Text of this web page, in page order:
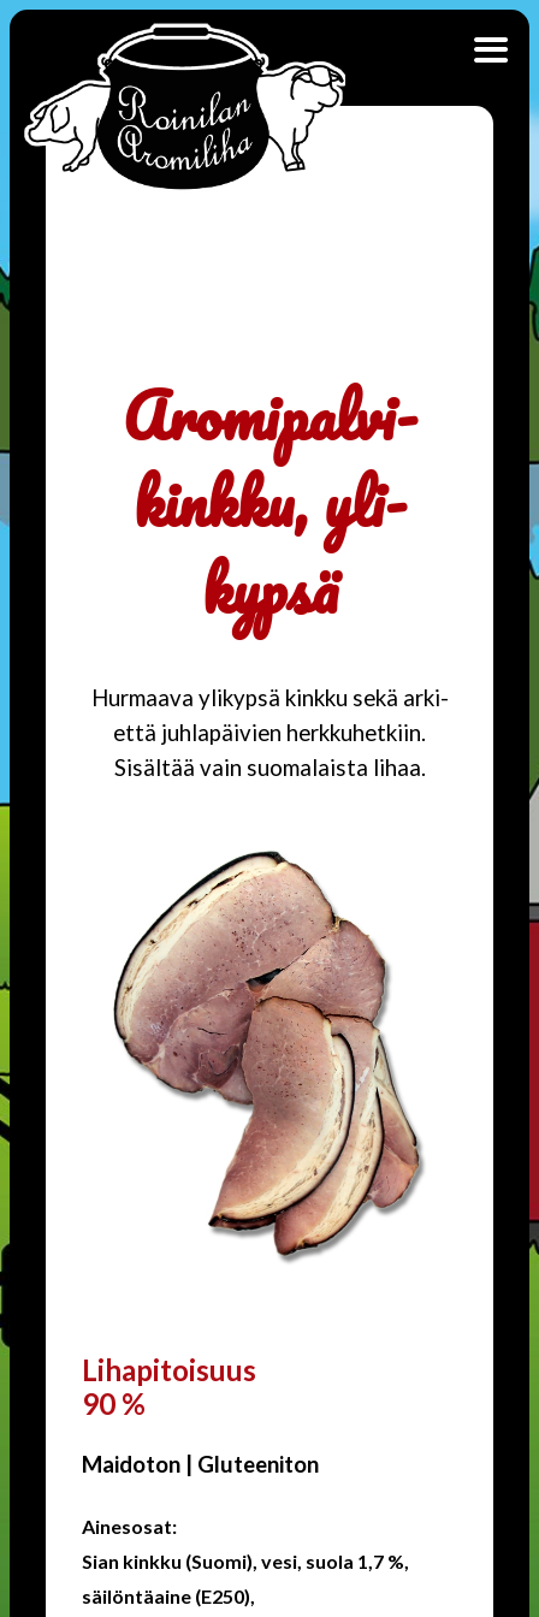
Aromipalvikinkku,
Aromi­palvi­
kinkku, yli­
kypsä
Hurmaava ylikypsä kinkku sekä arki-
että juhlapäivien herkkuhetkiin.
Sisältää vain suomalaista lihaa.
Lihapitoisuus
90 %
Maidoton | Gluteeniton
Ainesosat:
Sian kinkku (Suomi), vesi, suola 1,7 %,
säilöntäaine (E250),